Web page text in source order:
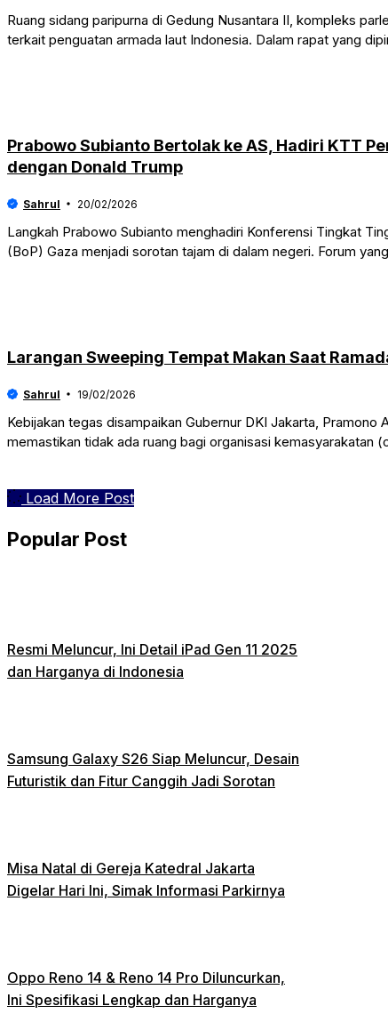
Ruang sidang paripurna di Gedung Nusantara II, kompleks
terkait penguatan armada laut Indonesia. Dalam rapat yang
Prabowo Subianto Bertolak ke AS, Hadiri KTT
dengan Donald Trump
Sahrul 20/02/2026
Langkah Prabowo Subianto menghadiri Konferensi Tingkat
(BoP) Gaza menjadi sorotan tajam di dalam negeri. Forum
Larangan Sweeping Tempat Makan Saat
Sahrul 19/02/2026
Kebijakan tegas disampaikan Gubernur DKI Jakarta, Pramono
memastikan tidak ada ruang bagi organisasi kemasyarakatan
Load More Post
Popular Post
Resmi Meluncur, Ini Detail iPad Gen 11 2025
dan Harganya di Indonesia
Samsung Galaxy S26 Siap Meluncur, Desain
Futuristik dan Fitur Canggih Jadi Sorotan
Misa Natal di Gereja Katedral Jakarta
Digelar Hari Ini, Simak Informasi Parkirnya
Oppo Reno 14 & Reno 14 Pro Diluncurkan,
Ini Spesifikasi Lengkap dan Harganya